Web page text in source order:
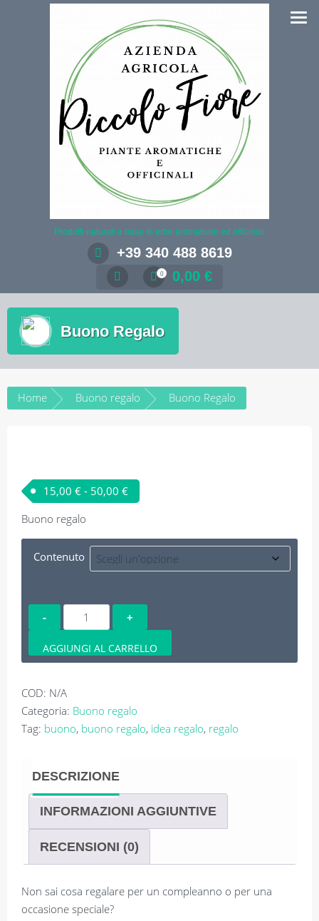
Prodotti naturali a base di erbe aromatiche ed officinali
+39 340 488 8619
0 0,00 €
Buono Regalo
Home Buono regalo Buono Regalo
15,00 € - 50,00 €Fascia di prezzo: da 15,00 € a 50,00 €
Buono regalo
Contenuto
Buono
Regalo
quantità
AGGIUNGI AL CARRELLO
COD: N/A
Categoria: Buono regalo
Tag: buono, buono regalo, idea regalo, regalo
DESCRIZIONE
INFORMAZIONI AGGIUNTIVE
RECENSIONI (0)
Non sai cosa regalare per un compleanno o per una
occasione speciale?